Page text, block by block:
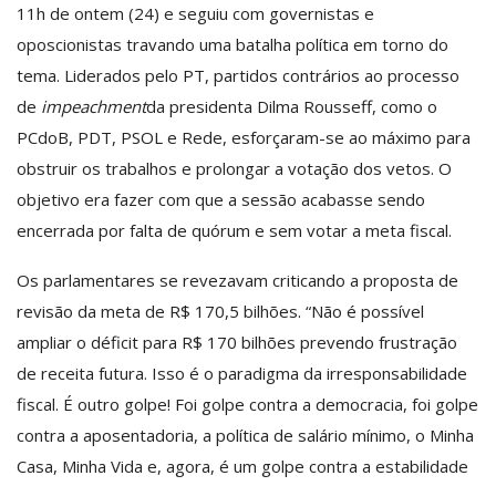
11h de ontem (24) e seguiu com governistas e
oposcionistas travando uma batalha política em torno do
tema. Liderados pelo PT, partidos contrários ao processo
de impeachmentda presidenta Dilma Rousseff, como o
PCdoB, PDT, PSOL e Rede, esforçaram-se ao máximo para
obstruir os trabalhos e prolongar a votação dos vetos. O
objetivo era fazer com que a sessão acabasse sendo
encerrada por falta de quórum e sem votar a meta fiscal.
Os parlamentares se revezavam criticando a proposta de
revisão da meta de R$ 170,5 bilhões. “Não é possível
ampliar o déficit para R$ 170 bilhões prevendo frustração
de receita futura. Isso é o paradigma da irresponsabilidade
fiscal. É outro golpe! Foi golpe contra a democracia, foi golpe
contra a aposentadoria, a política de salário mínimo, o Minha
Casa, Minha Vida e, agora, é um golpe contra a estabilidade